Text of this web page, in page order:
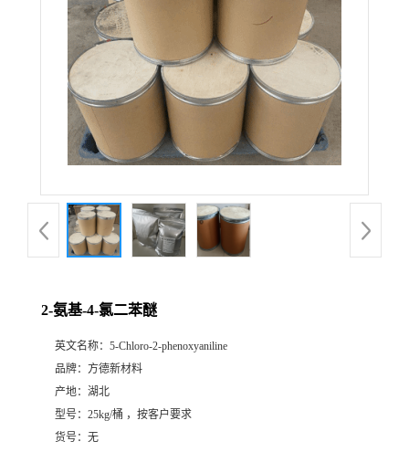
2-氨基-4-氯二苯醚
英文名称： 5-Chloro-2-phenoxyaniline
品牌： 方德新材料
产地： 湖北
型号： 25kg/桶 ，按客户要求
货号： 无